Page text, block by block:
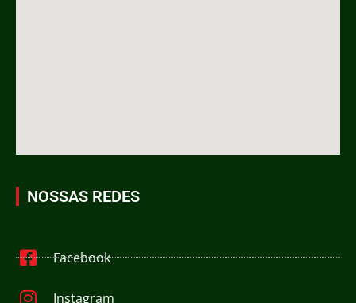
NOSSAS REDES
Facebook
Instagram